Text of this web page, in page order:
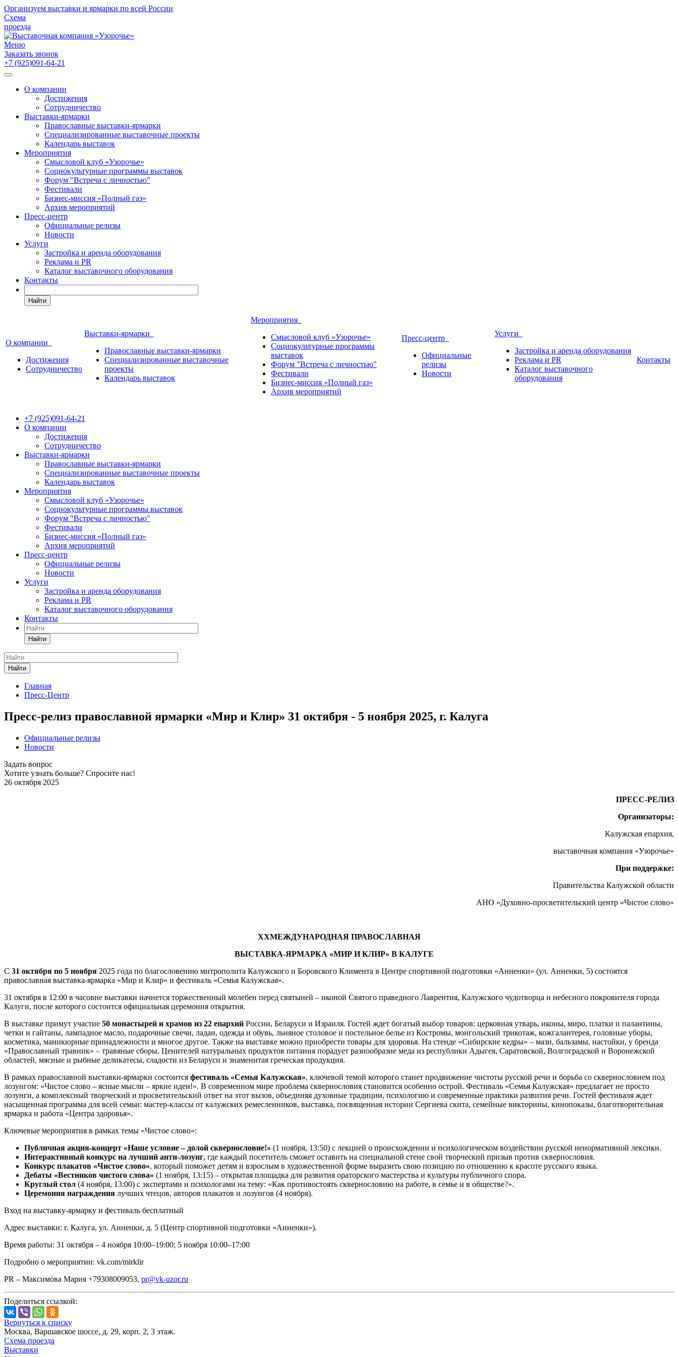
Организуем выставки и ярмарки по всей России
Схема
проезда
Меню
Заказать звонок
+7 (925)091-64-21
О компании
Достижения
Сотрудничество
Выставки-ярмарки
Православные выставки-ярмарки
Специализированные выставочные проекты
Календарь выставок
Мероприятия
Смысловой клуб «Узорочье»
Социокультурные программы выставок
Форум "Встреча с личностью"
Фестивали
Бизнес-миссия «Полный газ»
Архив мероприятий
Пресс-центр
Официальные релизы
Новости
Услуги
Застройка и аренда оборудования
Реклама и PR
Каталог выставочного оборудования
Контакты
Найти
О компании
Достижения
Сотрудничество
Выставки-ярмарки
Православные выставки-ярмарки
Специализированные выставочные
проекты
Календарь выставок
Мероприятия
Смысловой клуб «Узорочье»
Социокультурные программы
выставок
Форум "Встреча с личностью"
Фестивали
Бизнес-миссия «Полный газ»
Архив мероприятий
Пресс-центр
Официальные
релизы
Новости
Услуги
Застройка и аренда оборудования
Реклама и PR
Каталог выставочного
оборудования
Контакты
+7 (925)091-64-21
О компании
Достижения
Сотрудничество
Выставки-ярмарки
Православные выставки-ярмарки
Специализированные выставочные проекты
Календарь выставок
Мероприятия
Смысловой клуб «Узорочье»
Социокультурные программы выставок
Форум "Встреча с личностью"
Фестивали
Бизнес-миссия «Полный газ»
Архив мероприятий
Пресс-центр
Официальные релизы
Новости
Услуги
Застройка и аренда оборудования
Реклама и PR
Каталог выставочного оборудования
Контакты
Найти
Найти
Главная
Пресс-Центр
Пресс-релиз православной ярмарки «Мир и Клир» 31 октября - 5 ноября 2025, г. Калуга
Официальные релизы
Новости
Задать вопрос
Хотите узнать больше? Спросите нас!
26 октября 2025
ПРЕСС-РЕЛИЗ
Организаторы:
Калужская епархия,
выставочная компания «Узорочье»
При поддержке:
Правительства Калужской области
АНО «Духовно-просветительский центр «Чистое слово»
XXМЕЖДУНАРОДНАЯ ПРАВОСЛАВНАЯ
ВЫСТАВКА-ЯРМАРКА «МИР И КЛИР» В КАЛУГЕ
С 31 октября по 5 ноября 2025 года по благословению митрополита Калужского и Боровского Климента в Центре спортивной подготовки «Анненки» (ул. Анненки, 5) состоятся
православная выставка-ярмарка «Мир и Клир» и фестиваль «Семья Калужская».
31 октября в 12:00 в часовне выставки начнется торжественный молебен перед святыней – иконой Святого праведного Лаврентия, Калужского чудотворца и небесного покровителя города
Калуги, после которого состоится официальная церемония открытия.
В выставке примут участие 50 монастырей и храмов из 22 епархий России, Беларуси и Израиля. Гостей ждет богатый выбор товаров: церковная утварь, иконы, миро, платки и палантины,
четки и гайтаны, лампадное масло, подарочные свечи, ладан, одежда и обувь, льняное столовое и постельное белье из Костромы, монгольский трикотаж, кожгалантерея, головные уборы,
косметика, маникюрные принадлежности и многое другое. Также на выставке можно приобрести товары для здоровья. На стенде «Сибирские кедры» – мази, бальзамы, настойки, у бренда
«Православный травник» – травяные сборы. Ценителей натуральных продуктов питания порадует разнообразие меда из республики Адыгея, Саратовской, Волгоградской и Воронежской
областей, мясные и рыбные деликатесы, сладости из Беларуси и знаменитая греческая продукция.
В рамках православной выставки-ярмарки состоится фестиваль «Семья Калужская», ключевой темой которого станет продвижение чистоты русской речи и борьба со сквернословием под
лозунгом: «Чистое слово – ясные мысли – яркие идеи!». В современном мире проблема сквернословия становится особенно острой. Фестиваль «Семья Калужская» предлагает не просто
лозунги, а комплексный творческий и просветительский ответ на этот вызов, объединяя духовные традиции, психологию и современные практики развития речи. Гостей фестиваля ждет
насыщенная программа для всей семьи: мастер-классы от калужских ремесленников, выставка, посвященная истории Сергиева скита, семейные викторины, кинопоказы, благотворительная
ярмарка и работа «Центра здоровья».
Ключевые мероприятия в рамках темы «Чистое слово»:
Публичная акция-концерт «Наше условие – долой сквернословие!» (1 ноября, 13:50) с лекцией о происхождении и психологическом воздействии русской ненормативной лексики.
Интерактивный конкурс на лучший анти-лозунг, где каждый посетитель сможет оставить на специальной стене свой творческий призыв против сквернословия.
Конкурс плакатов «Чистое слово», который поможет детям и взрослым в художественной форме выразить свою позицию по отношению к красоте русского языка.
Дебаты «Вестников чистого слова» (1 ноября, 13:15) – открытая площадка для развития ораторского мастерства и культуры публичного спора.
Круглый стол (4 ноября, 13:00) с экспертами и психологами на тему: «Как противостоять сквернословию на работе, в семье и в обществе?».
Церемония награждения лучших чтецов, авторов плакатов и лозунгов (4 ноября).
Вход на выставку-ярмарку и фестиваль бесплатный
Адрес выставки: г. Калуга, ул. Анненки, д. 5 (Центр спортивной подготовки «Анненки»).
Время работы: 31 октября – 4 ноября 10:00–19:00; 5 ноября 10:00–17:00
Подробно о мероприятии: vk.com/mirklir
PR – Максимова Мария +79308009053, pr@vk-uzor.ru
Поделиться ссылкой:
Вернуться к списку
Москва, Варшавское шоссе, д. 29, корп. 2, 3 этаж.
Схема проезда
Выставки